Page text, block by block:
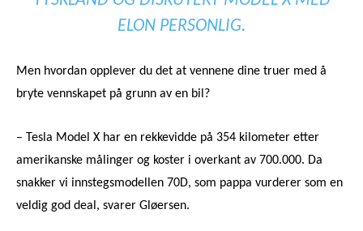
ELON PERSONLIG.
Men hvordan opplever du det at vennene dine truer med å
bryte vennskapet på grunn av en bil?
– Tesla Model X har en rekkevidde på 354 kilometer etter
amerikanske målinger og koster i overkant av 700.000. Da
snakker vi innstegsmodellen 70D, som pappa vurderer som en
veldig god deal, svarer Gløersen.